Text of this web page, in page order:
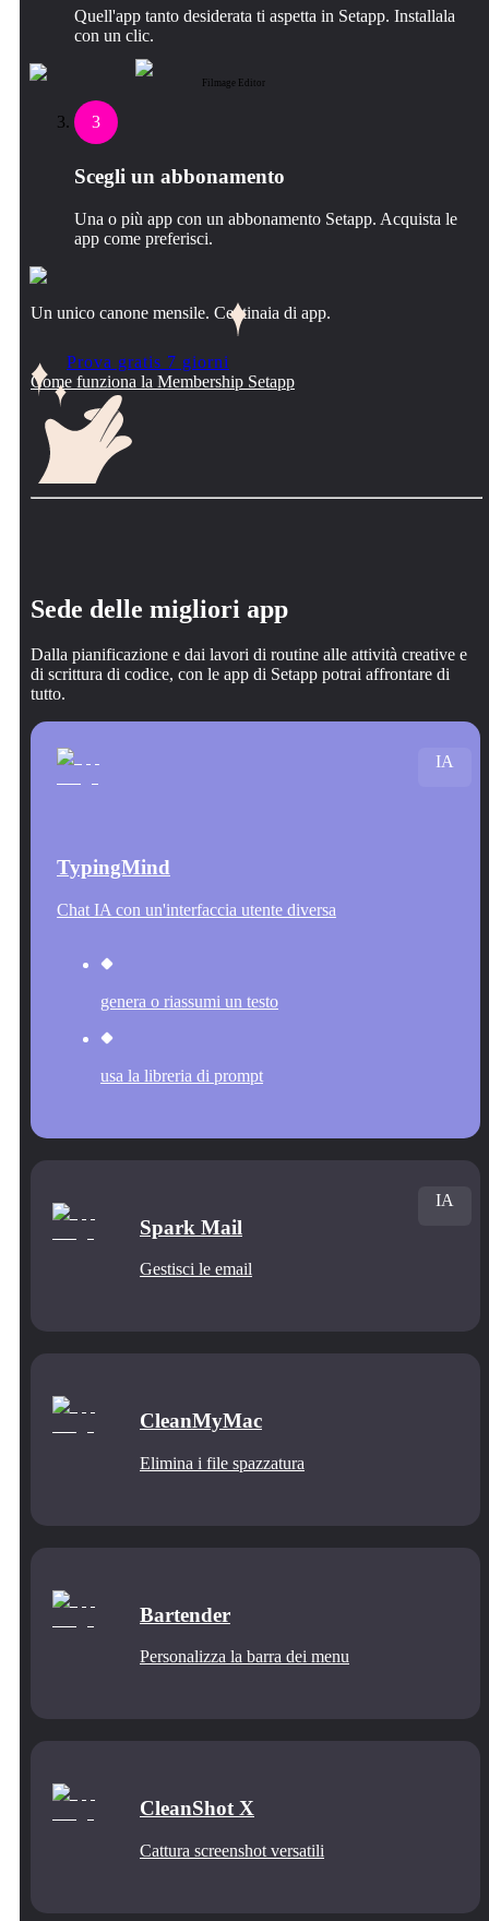
Quell'app tanto desiderata ti aspetta in Setapp. Installala
con un clic.
Filmage Editor
3
Scegli un abbonamento
Una o più app con un abbonamento Setapp. Acquista le
app come preferisci.
Un unico canone mensile. Centinaia di app.
Prova gratis 7 giorni
Come funziona la Membership Setapp
Sede delle migliori app
Dalla pianificazione e dai lavori di routine alle attività creative e
di scrittura di codice, con le app di Setapp potrai affrontare di
tutto.
TypingMind
Chat IA con un'interfaccia utente diversa
genera o riassumi un testo
usa la libreria di prompt
IA
Spark Mail
Gestisci le email
IA
CleanMyMac
Elimina i file spazzatura
Bartender
Personalizza la barra dei menu
CleanShot X
Cattura screenshot versatili